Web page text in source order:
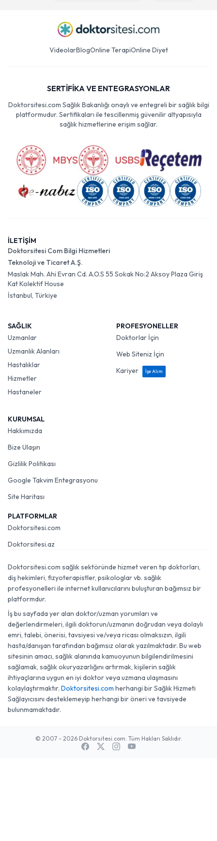
VideolarBlogOnline TerapiOnline Diyet
SERTİFİKA VE ENTEGRASYONLAR
Doktorsitesi.com Sağlık Bakanlığı onaylı ve entegreli bir sağlık bilgi
platformudur. Sertifikaları ile tescillenmiş güvenilir altyapısıyla
sağlık hizmetlerine erişim sağlar.
İLETİŞİM
Doktorsitesi Com Bilgi Hizmetleri
Teknoloji ve Ticaret A.Ş.
Maslak Mah. Ahi Evran Cd. A.O.S 55 Sokak No:2 Aksoy Plaza Giriş
Kat Kolektif House
İstanbul, Türkiye
SAĞLIK
Uzmanlar
Uzmanlık Alanları
Hastalıklar
Hizmetler
Hastaneler
PROFESYONELLER
Doktorlar İçin
Web Siteniz İçin
Kariyer
İşe Alım
KURUMSAL
Hakkımızda
Bize Ulaşın
Gizlilik Politikası
Google Takvim Entegrasyonu
Site Haritası
PLATFORMLAR
Doktorsitesi.com
Doktorsitesi.az
Doktorsitesi.com sağlık sektöründe hizmet veren tıp doktorları,
diş hekimleri, fizyoterapistler, psikologlar vb. sağlık
profesyonelleri ile internet kullanıcılarını buluşturan bağımsız bir
platformdur.
İş bu sayfada yer alan doktor/uzman yorumları ve
değerlendirmeleri, ilgili doktorun/uzmanın doğrudan veya dolaylı
emri, talebi, önerisi, tavsiyesi ve/veya ricası olmaksızın, ilgili
hasta/danışan tarafından bağımsız olarak yazılmaktadır. Bu web
sitesinin amacı, sağlık alanında kamuoyunun bilgilendirilmesini
sağlamak, sağlık okuryazarlığını artırmak, kişilerin sağlık
ihtiyaçlarına uygun en iyi doktor veya uzmana ulaşmasını
kolaylaştırmaktır. Doktorsitesi.com herhangi bir Sağlık Hizmeti
Sağlayıcısını desteklemeyip herhangi bir öneri ve tavsiyede
bulunmamaktadır.
© 2007 - 2026 Doktorsitesi.com. Tüm Hakları Saklıdır.